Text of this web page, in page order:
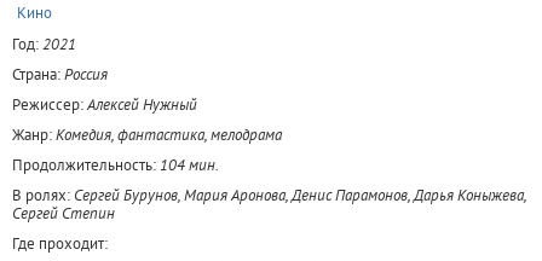
Кино
Год:2021
Страна:Россия
Режиссер:Алексей Нужный
Жанр:Комедия, фантастика, мелодрама
Продолжительность: 104 мин.
В ролях: Сергей Бурунов, Мария Аронова, Денис Парамонов, Дарья Коныжева,
Сергей Степин
Где проходит: